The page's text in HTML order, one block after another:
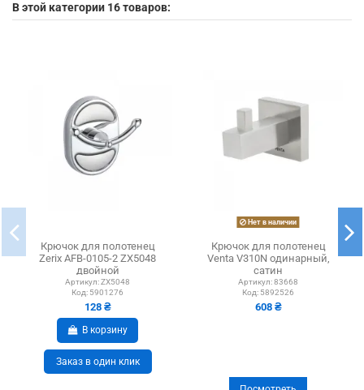
В этой категории 16 товаров:
Крючок для полотенец
Zerix AFB-0105-2 ZX5048
двойной
Артикул:ZX5048
Код: 5901276
128 ₴
В корзину
Заказ в один клик
Нет в наличии
Крючок для полотенец
Venta V310N одинарный,
сатин
Артикул:83668
Код: 5892526
608 ₴